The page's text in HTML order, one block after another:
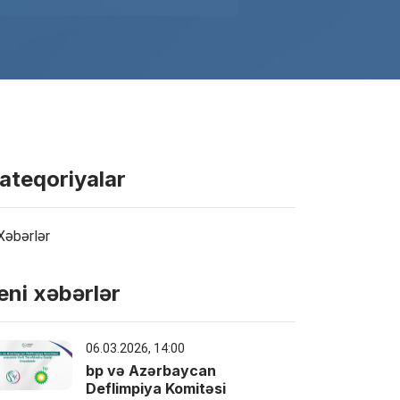
xəbərlər
06.03.2026, 14:00
bp və Azərbaycan
Deflimpiya Komitəsi